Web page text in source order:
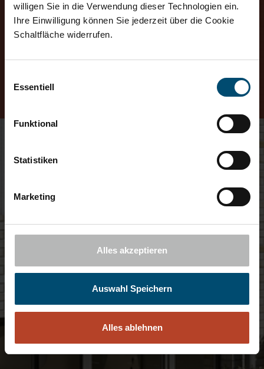
willigen Sie in die Verwendung dieser Technologien ein.
Ihre Einwilligung können Sie jederzeit über die Cookie
Schaltfläche widerrufen.
Essentiell
Funktional
Statistiken
Marketing
Alles akzeptieren
Auswahl Speichern
Alles ablehnen